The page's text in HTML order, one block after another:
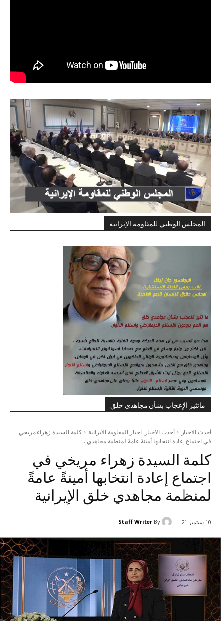
المجلس الوطني للمقاومة الإيرانية
ماتثير الإعجاب بشأن مجاهدي خلق
أحدث الاخبار أحدث الاخبار: اخبار المقاومة الايرانية
كلمة السيدة زهراء مريخي
في اجتماع إعادة انتخابها أمينةً عامةً لمنظمة مجاهدي...
كلمة السيدة زهراء مريخي في
اجتماع إعادة انتخابها أمينةً عامةً
لمنظمة مجاهدي خلق الإيرانية
10 سبتمبر 21 By
Staff Writer